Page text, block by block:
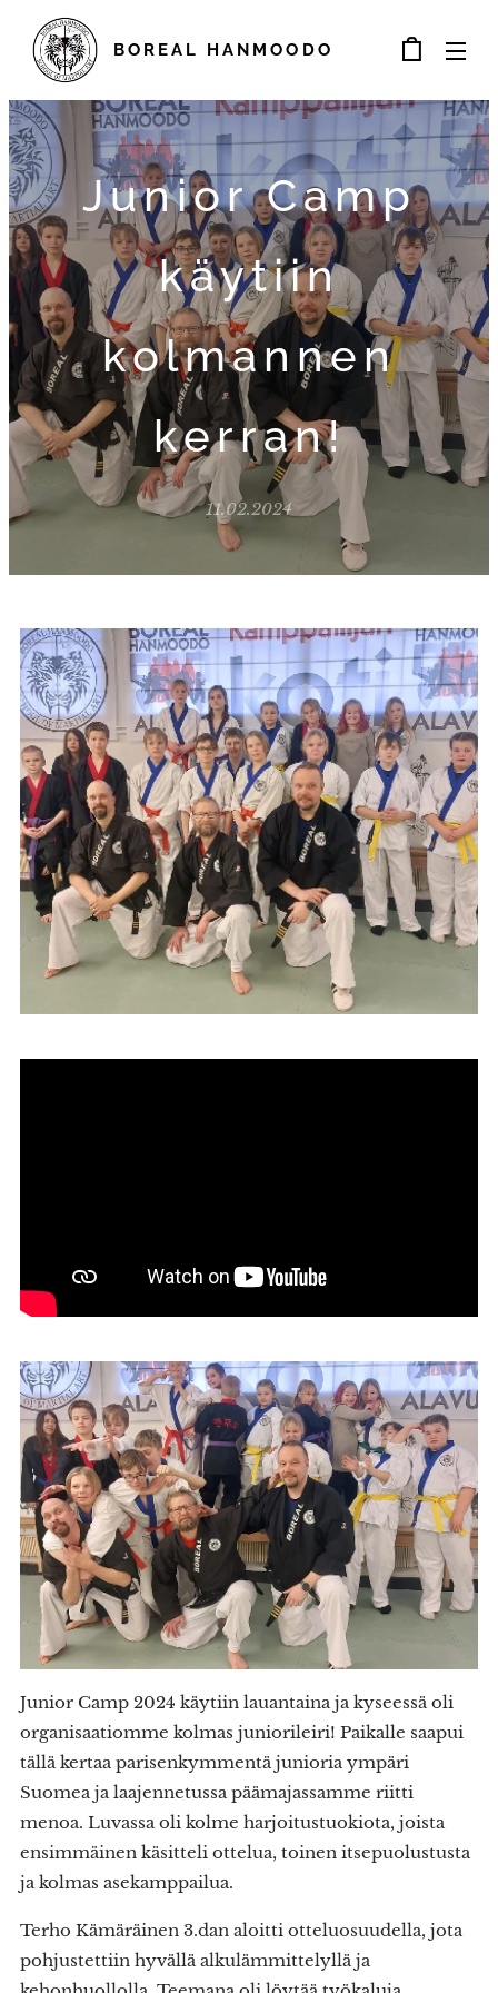
BOREAL HANMOODO
Junior Camp
käytiin
kolmannen
kerran!
11.02.2024
Junior Camp 2024 käytiin lauantaina ja kyseessä oli
organisaatiomme kolmas juniorileiri! Paikalle saapui
tällä kertaa parisenkymmentä junioria ympäri
Suomea ja laajennetussa päämajassamme riitti
menoa. Luvassa oli kolme harjoitustuokiota, joista
ensimmäinen käsitteli ottelua, toinen itsepuolustusta
ja kolmas asekamppailua.
Terho Kämäräinen 3.dan aloitti otteluosuudella, jota
pohjustettiin hyvällä alkulämmittelyllä ja